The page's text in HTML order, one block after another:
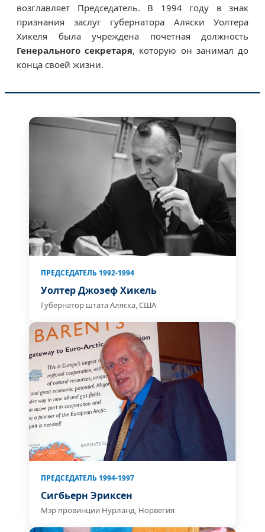
возглавляет Председатель. В 1994 году в знак
признания заслуг губернатора Аляски Уолтера
Хикеля была учреждена почетная должность
Генерального секретаря, которую он занимал до
конца своей жизни.
ПРЕДСЕДАТЕЛЬ 1992-1994
Уолтер Джозеф Хикель
Губернатор штата Аляска, США
ПРЕДСЕДАТЕЛЬ 1994-1997
Сигбьерн Эриксен
Мэр провинции Нурланд, Норвегия